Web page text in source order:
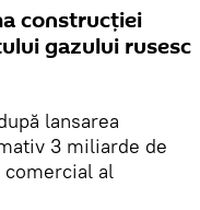
construcției
gazului rusesc
lansarea
3 miliarde de
al